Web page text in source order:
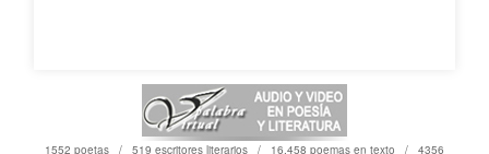
1552 poetas / 519 escritores literarios / 16,458 poemas en texto / 4356